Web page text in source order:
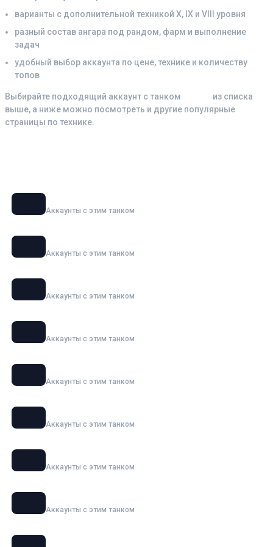
варианты с дополнительной техникой X, IX и VIII уровня
разный состав ангара под рандом, фарм и выполнение
задач
удобный выбор аккаунта по цене, технике и количеству
топов
Выбирайте подходящий аккаунт с танком
из списка
выше, а ниже можно посмотреть и другие популярные
страницы по технике.
Аккаунты с этим танком
Аккаунты с этим танком
Аккаунты с этим танком
Аккаунты с этим танком
Аккаунты с этим танком
Аккаунты с этим танком
Аккаунты с этим танком
Аккаунты с этим танком